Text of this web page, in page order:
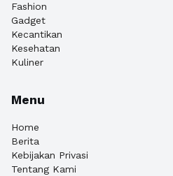
Fashion
Gadget
Kecantikan
Kesehatan
Kuliner
Menu
Home
Berita
Kebijakan Privasi
Tentang Kami